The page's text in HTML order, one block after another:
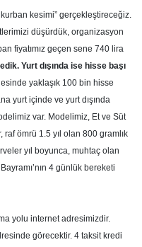
kesimi” gerçekleştireceğiz.
düşürdük, organizasyon
fiyatımız geçen sene 740 lira
Yurt dışında ise hisse başı
yaklaşık 100 bin hisse
yurt içinde ve yurt dışında
var. Modelimiz, Et ve Süt
ömrü 1.5 yıl olan 800 gramlık
yıl boyunca, muhtaç olan
4 günlük bereketi
yolu internet adresimizdir.
görecektir. 4 taksit kredi